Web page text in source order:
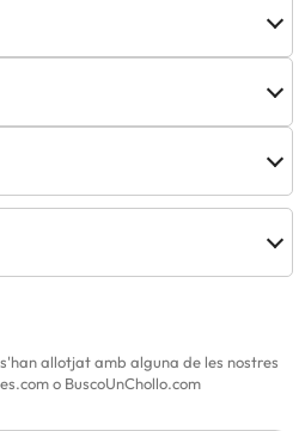
allotjat amb alguna de les nostres
o BuscoUnChollo.com